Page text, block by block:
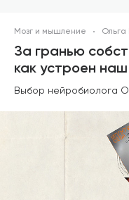
Мозг и мышление
За гранью
как устроен наш
Выбор нейробиолога